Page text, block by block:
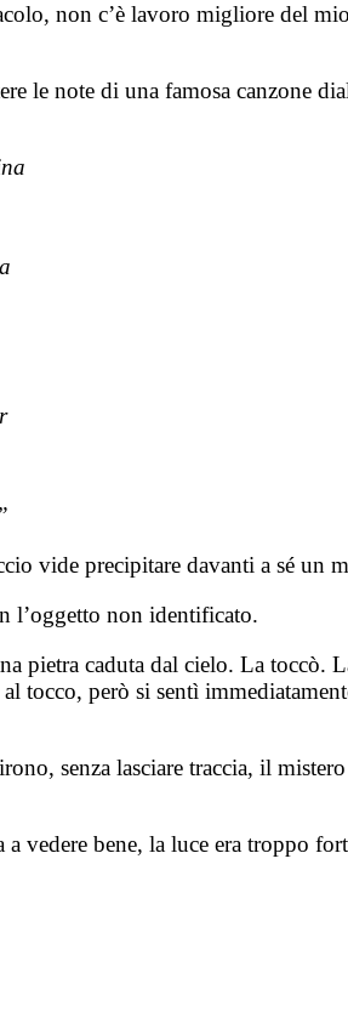
non c’è lavoro migliore del
le note di una famosa canzone
vide precipitare davanti a sé un
l’oggetto non identificato.
pietra caduta dal cielo. La toccò.
tocco, però si sentì
senza lasciare traccia, il
bene, la luce era troppo